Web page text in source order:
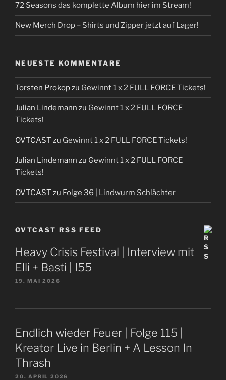
72 Seasons das komplette Album hier im Stream!
New Merch Drop – Shirts und Zipper jetzt auf Lager!
NEUESTE KOMMENTARE
Torsten Prokopzu Gewinnt 1 x 2 FULL FORCE Tickets!
Julian Lindemann zu Gewinnt 1 x 2 FULL FORCE
Tickets!
OVTCAST zu Gewinnt 1 x 2 FULL FORCE Tickets!
Julian Lindemann zu Gewinnt 1 x 2 FULL FORCE
Tickets!
OVTCAST zu Folge 36 | Lindwurm Schlächter
OVTCAST RSS FEED
Heavy Crisis Festival | Interview mit
Elli + Basti | I55
19. MAI 2026
Endlich wieder Feuer | Folge 115 |
Kreator Live in Berlin + A Lesson In
Thrash
20. APRIL 2026